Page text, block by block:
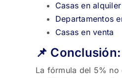
Casas en alquiler
Departamentos
Casas en venta
📌
La fórmula del 5%